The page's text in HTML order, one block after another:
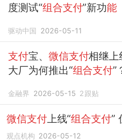
度测试“组合支付”新功能
驱动中国 2026-05-11
支付宝、 微信支付相继上
大厂为何推出“组合支付”
金融界 2026-05-15 2跟贴
微信支付上线“组合支付”
观点机构 2026-05-12